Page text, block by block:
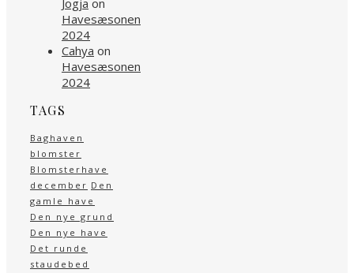
Jogja on
Havesæsonen
2024
Cahya on
Havesæsonen
2024
TAGS
Baghaven
blomster
Blomsterhave
december Den
gamle have
Den nye grund
Den nye have
Det runde
staudebed